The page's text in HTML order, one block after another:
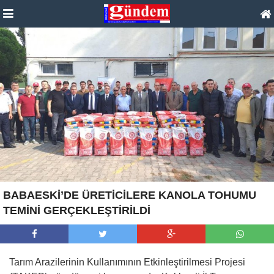
BABAESKİ’DE ÜRETİCİLERE KANOLA TOHUMU
TEMİNİ GERÇEKLEŞTİRİLDİ
Tarım Arazilerinin Kullanımının Etkinleştirilmesi Projesi